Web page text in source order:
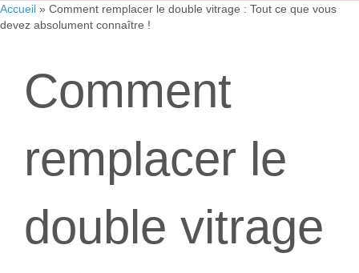
Accueil » Comment remplacer le double vitrage : Tout ce que vous
devez absolument connaître !
Comment
remplacer le
double vitrage